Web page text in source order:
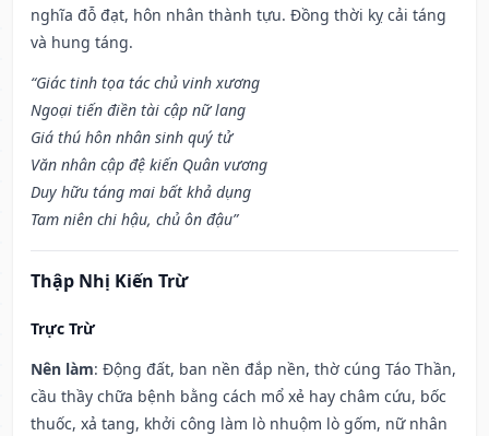
nghĩa đỗ đạt, hôn nhân thành tựu. Đồng thời kỵ cải táng
và hung táng.
“Giác tinh tọa tác chủ vinh xương
Ngoại tiến điền tài cập nữ lang
Giá thú hôn nhân sinh quý tử
Văn nhân cập đệ kiến Quân vương
Duy hữu táng mai bất khả dụng
Tam niên chi hậu, chủ ôn đậu”
Thập Nhị Kiến Trừ
Trực Trừ
Nên làm: Động đất, ban nền đắp nền, thờ cúng Táo Thần,
cầu thầy chữa bệnh bằng cách mổ xẻ hay châm cứu, bốc
thuốc, xả tang, khởi công làm lò nhuộm lò gốm, nữ nhân